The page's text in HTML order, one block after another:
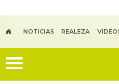
NOTICIAS REALEZA